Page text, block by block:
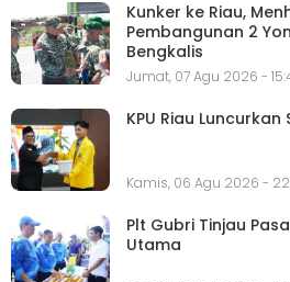
Kunker ke Riau,
Pembangunan 2
Bengkalis
Jumat, 07 Agu 2026 -
KPU Riau
Kamis, 06 Agu 2026 -
Plt Gubri Tinjau
Utama